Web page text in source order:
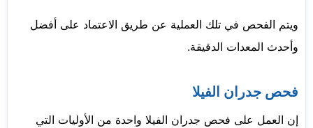
ويتم الفحص في تلك العملية عن طريق الاعتماد على أفضل
وأحدث المعدات الدقيقة.
فحص جدران الفيلا
إن العمل على فحص جدران الفيلا واحدة من الأوليات التي